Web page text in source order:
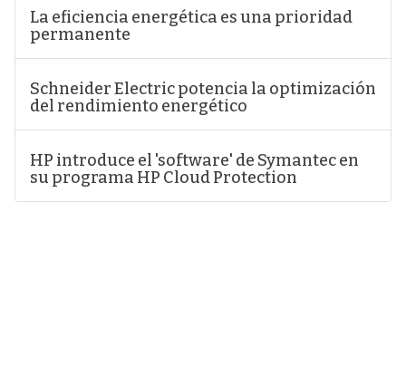
La eficiencia energética es una prioridad
permanente
Schneider Electric potencia la optimización
del rendimiento energético
HP introduce el 'software' de Symantec en
su programa HP Cloud Protection